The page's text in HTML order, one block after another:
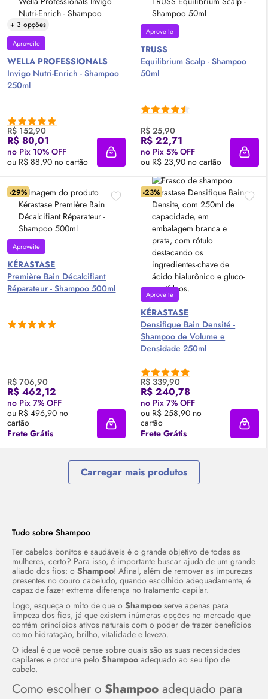
+ 3 opções
Aproveite
WELLA PROFESSIONALS
Invigo Nutri-Enrich - Shampoo
250ml
R$ 152,90
R$ 80,01
no Pix 10% OFF
ou R$ 88,90 no cartão
Adicionar à sacola
Aproveite
TRUSS
Equilibrium Scalp - Shampoo
50ml
R$ 25,90
R$ 22,71
no Pix 5% OFF
ou R$ 23,90 no cartão
-29%
Aproveite
KÉRASTASE
Première Bain Décalcifiant
Réparateur - Shampoo 500ml
R$ 706,90
R$ 462,12
no Pix 7% OFF
ou R$ 496,90 no
cartão
Frete Grátis
Adicionar à sacola
-23%
Aproveite
KÉRASTASE
Densifique Bain Densité -
Shampoo de Volume e
Densidade 250ml
R$ 339,90
R$ 240,78
no Pix 7% OFF
ou R$ 258,90 no
cartão
Frete Grátis
Carregar mais produtos
Tudo sobre Shampoo
Ter cabelos bonitos e saudáveis é o grande objetivo de todas as
mulheres, certo? Para isso, é importante buscar ajuda de um grande
aliado dos fios: oShampoo! Afinal, além de remover as impurezas
presentes no couro cabeludo, quando escolhido adequadamente, é
capaz de fazer extrema diferença no tratamento capilar.
Logo, esqueça o mito de que oShampooserve apenas para
limpeza dos fios, já que existem inúmeras opções no mercado que
contém princípios ativos naturais com o poder de trazer benefícios
como hidratação, brilho, vitalidade e leveza.
O ideal é que você pense sobre quais são as suas necessidades
capilares e procure peloShampooadequado ao seu tipo de
cabelo.
Como escolher o Shampoo adequado para